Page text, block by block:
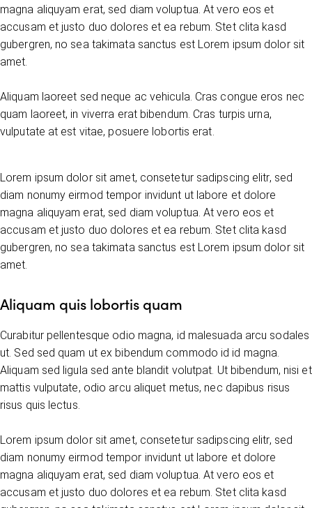
magna aliquyam erat, sed diam voluptua. At vero eos et
accusam et justo duo dolores et ea rebum. Stet clita kasd
gubergren, no sea takimata sanctus est Lorem ipsum dolor sit
amet.
Aliquam laoreet sed neque ac vehicula. Cras congue eros nec
quam laoreet, in viverra erat bibendum. Cras turpis urna,
vulputate at est vitae, posuere lobortis erat.
Lorem ipsum dolor sit amet, consetetur sadipscing elitr, sed
diam nonumy eirmod tempor invidunt ut labore et dolore
magna aliquyam erat, sed diam voluptua. At vero eos et
accusam et justo duo dolores et ea rebum. Stet clita kasd
gubergren, no sea takimata sanctus est Lorem ipsum dolor sit
amet.
Aliquam quis lobortis quam
Curabitur pellentesque odio magna, id malesuada arcu sodales
ut. Sed sed quam ut ex bibendum commodo id id magna.
Aliquam sed ligula sed ante blandit volutpat. Ut bibendum, nisi et
mattis vulputate, odio arcu aliquet metus, nec dapibus risus
risus quis lectus.
Lorem ipsum dolor sit amet, consetetur sadipscing elitr, sed
diam nonumy eirmod tempor invidunt ut labore et dolore
magna aliquyam erat, sed diam voluptua. At vero eos et
accusam et justo duo dolores et ea rebum. Stet clita kasd